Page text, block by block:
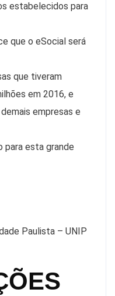
estabelecidos para
que o eSocial será
que tiveram
em 2016, e
empresas e
para esta grande
Paulista – UNIP